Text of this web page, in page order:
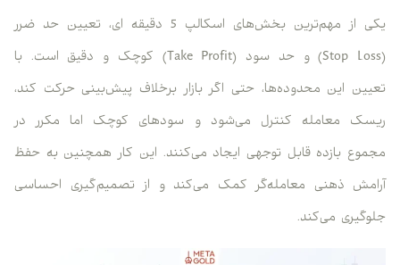
یکی از مهم‌ترین بخش‌های اسکالپ 5 دقیقه ای، تعیین حد ضرر
(Stop Loss) و حد سود (Take Profit) کوچک و دقیق است. با
تعیین این محدوده‌ها، حتی اگر بازار برخلاف پیش‌بینی حرکت کند،
ریسک معامله کنترل می‌شود و سودهای کوچک اما مکرر در
مجموع بازده قابل توجهی ایجاد می‌کنند. این کار همچنین به حفظ
آرامش ذهنی معامله‌گر کمک می‌کند و از تصمیم‌گیری احساسی
جلوگیری می‌کند.